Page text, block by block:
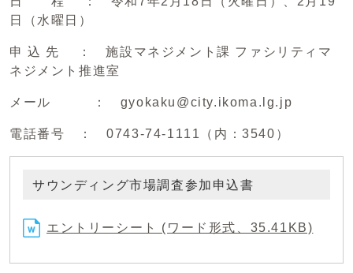
日（水曜日）
申 込 先 ： 施設マネジメント課 ファシリティマ
ネジメント推進室
メール ： gyokaku@city.ikoma.lg.jp
電話番号 ： 0743-74-1111（内：3540）
サウンディング市場調査参加申込書
エントリーシート (ワード形式、35.41KB)